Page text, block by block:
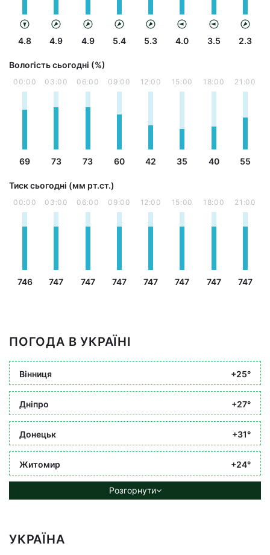
4.8 4.9 4.9 5.4 5.3 4.0 3.5 2.3
Вологість сьогодні (%)
00:00
69
03:00
73
06:00
73
09:00
60
12:00
42
15:00
35
18:00
40
21:00
55
Тиск сьогодні (мм рт.ст.)
00:00
746
03:00
747
06:00
747
09:00
747
12:00
747
15:00
747
18:00
747
21:00
747
ПОГОДА В УКРАЇНІ
Вінниця +25°
Дніпро +27°
Донецьк +31°
Житомир +24°
Розгорнути
УКРАЇНА